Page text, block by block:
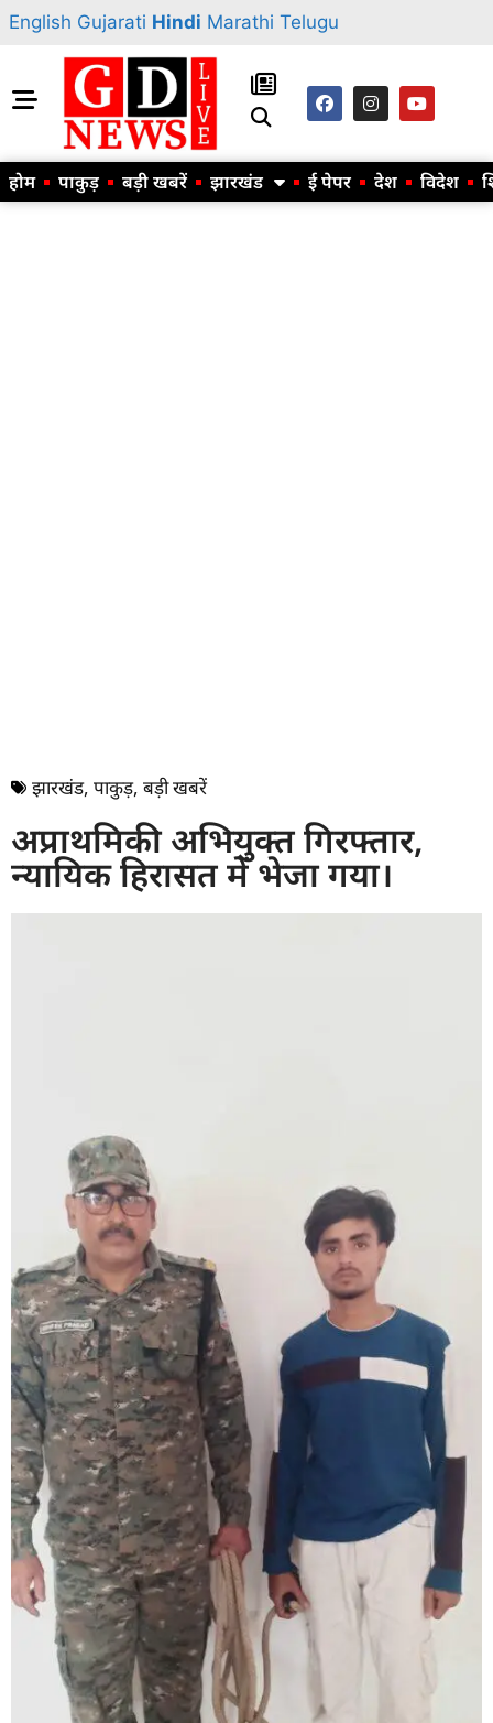
English Gujarati Hindi Marathi Telugu
होम पाकुड़ बड़ी खबरें झारखंड ई पेपर देश विदेश
झारखंड, पाकुड़, बड़ी खबरें
अप्राथमिकी अभियुक्त गिरफ्तार,
न्यायिक हिरासत में भेजा गया।